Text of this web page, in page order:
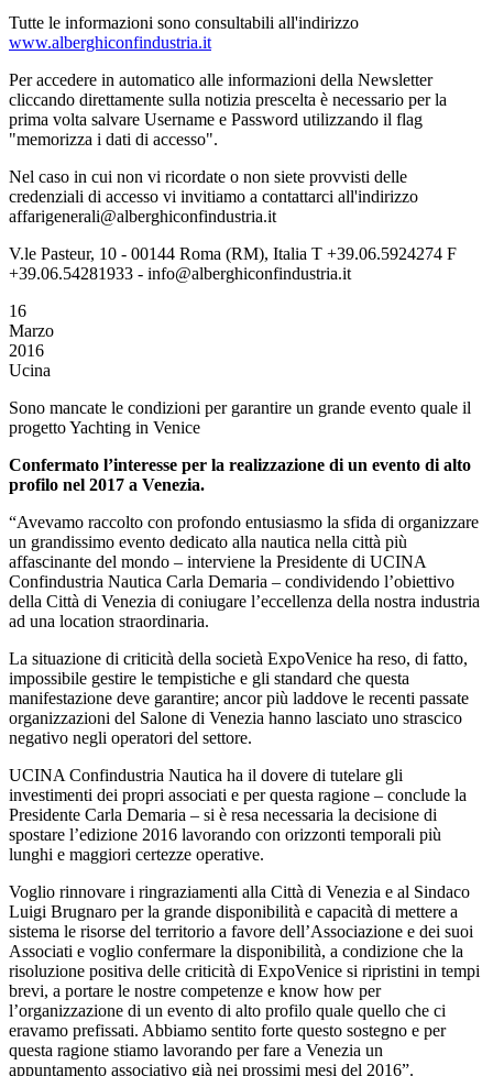
Tutte le informazioni sono consultabili all'indirizzo
www.alberghiconfindustria.it
Per accedere in automatico alle informazioni della Newsletter
cliccando direttamente sulla notizia prescelta è necessario per la
prima volta salvare Username e Password utilizzando il flag
"memorizza i dati di accesso".
Nel caso in cui non vi ricordate o non siete provvisti delle
credenziali di accesso vi invitiamo a contattarci all'indirizzo
affarigenerali@alberghiconfindustria.it
V.le Pasteur, 10 - 00144 Roma (RM), Italia T +39.06.5924274 F
+39.06.54281933 - info@alberghiconfindustria.it
16
Marzo
2016
Ucina
Sono mancate le condizioni per garantire un grande evento quale il
progetto Yachting in Venice
Confermato l’interesse per la realizzazione di un evento di alto
profilo nel 2017 a Venezia.
“Avevamo raccolto con profondo entusiasmo la sfida di organizzare
un grandissimo evento dedicato alla nautica nella città più
affascinante del mondo – interviene la Presidente di UCINA
Confindustria Nautica Carla Demaria – condividendo l’obiettivo
della Città di Venezia di coniugare l’eccellenza della nostra industria
ad una location straordinaria.
La situazione di criticità della società ExpoVenice ha reso, di fatto,
impossibile gestire le tempistiche e gli standard che questa
manifestazione deve garantire; ancor più laddove le recenti passate
organizzazioni del Salone di Venezia hanno lasciato uno strascico
negativo negli operatori del settore.
UCINA Confindustria Nautica ha il dovere di tutelare gli
investimenti dei propri associati e per questa ragione – conclude la
Presidente Carla Demaria – si è resa necessaria la decisione di
spostare l’edizione 2016 lavorando con orizzonti temporali più
lunghi e maggiori certezze operative.
Voglio rinnovare i ringraziamenti alla Città di Venezia e al Sindaco
Luigi Brugnaro per la grande disponibilità e capacità di mettere a
sistema le risorse del territorio a favore dell’Associazione e dei suoi
Associati e voglio confermare la disponibilità, a condizione che la
risoluzione positiva delle criticità di ExpoVenice si ripristini in tempi
brevi, a portare le nostre competenze e know how per
l’organizzazione di un evento di alto profilo quale quello che ci
eravamo prefissati. Abbiamo sentito forte questo sostegno e per
questa ragione stiamo lavorando per fare a Venezia un
appuntamento associativo già nei prossimi mesi del 2016”.